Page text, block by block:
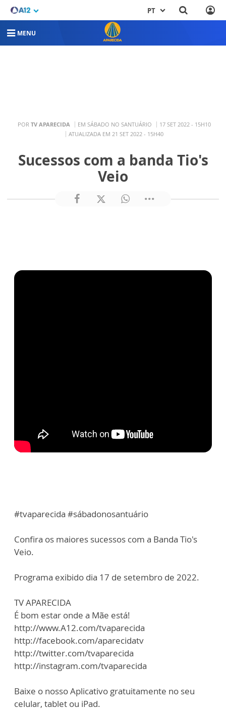
PT
MENU
POR TV APARECIDA EM SÁBADO NO SANTUÁRIO
17 SET 2022 - 15H10
ATUALIZADA EM 21 SET 2022 - 15H40
Sucessos com a banda Tio's
Veio
#tvaparecida #sábadonosantuário
Confira os maiores sucessos com a Banda Tio's
Veio.
Programa exibido dia 17 de setembro de 2022.
TV APARECIDA
É bom estar onde a Mãe está!
http://www.A12.com/tvaparecida
http://facebook.com/aparecidatv
http://twitter.com/tvaparecida
http://instagram.com/tvaparecida
Baixe o nosso Aplicativo gratuitamente no seu
celular, tablet ou iPad.